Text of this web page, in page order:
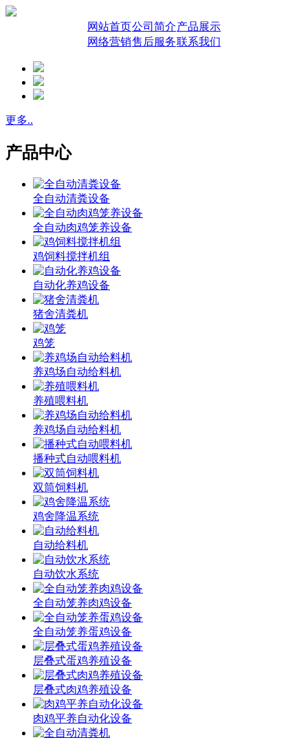
网站首页公司简介产品展示
网络营销售后服务联系我们
更多..
产品中心
全自动清粪设备
全自动肉鸡笼养设备
鸡饲料搅拌机组
自动化养鸡设备
猪舍清粪机
鸡笼
养鸡场自动给料机
养殖喂料机
养鸡场自动给料机
播种式自动喂料机
双筒饲料机
鸡舍降温系统
自动给料机
自动饮水系统
全自动笼养肉鸡设备
全自动笼养蛋鸡设备
层叠式蛋鸡养殖设备
层叠式肉鸡养殖设备
肉鸡平养自动化设备